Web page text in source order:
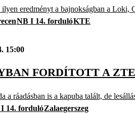
eredményt a bajnokságban a Loki,
NB I 14. fordulóKTE
15:00
FORDÍTOTT A
a ráadásban is a kapuba talált, de
14. fordulóZalaegerszeg